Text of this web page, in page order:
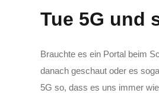
Tue 5G und
Brauchte es ein Portal beim
danach geschaut oder es
5G so, dass es uns immer